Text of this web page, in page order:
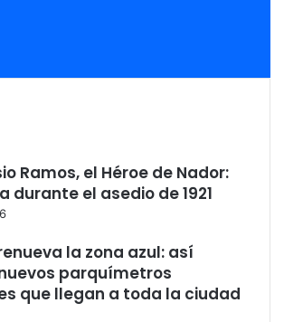
Ramos, el Héroe de Nador:
durante el asedio de 1921
la zona azul: así
parquímetros
que llegan a toda la ciudad